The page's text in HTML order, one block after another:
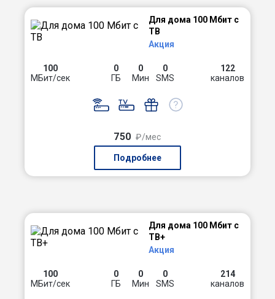
Для дома 100 Мбит с
ТВ
Акция
100
МБит/сек
0
ГБ
0
Мин
0
SMS
122
каналов
750 ₽/мес
Подробнее
Для дома 100 Мбит с
ТВ+
Акция
100
МБит/сек
0
ГБ
0
Мин
0
SMS
214
каналов